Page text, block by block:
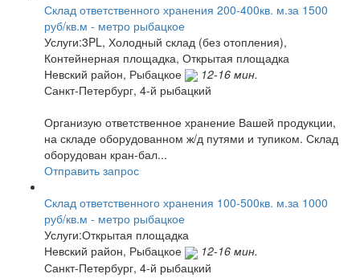
Склад ответственного хранения 200-400кв. м.за 1500
руб/кв.м - метро рыбацкое
Услуги:3PL, Холодный склад (без отопления),
Контейнерная площадка, Открытая площадка
Невский район, Рыбацкое
12-16 мин.
Санкт-Петербург, 4-й рыбацкий
Организую ответственное хранение Вашей продукции,
на складе оборудованном ж/д путями и тупиком. Склад
оборудован кран-бал...
Отправить запрос
Склад ответственного хранения 100-500кв. м.за 1000
руб/кв.м - метро рыбацкое
Услуги:Открытая площадка
Невский район, Рыбацкое
12-16 мин.
Санкт-Петербург, 4-й рыбацкий